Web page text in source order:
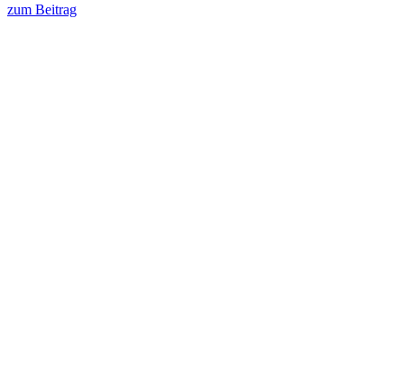
zum Beitrag